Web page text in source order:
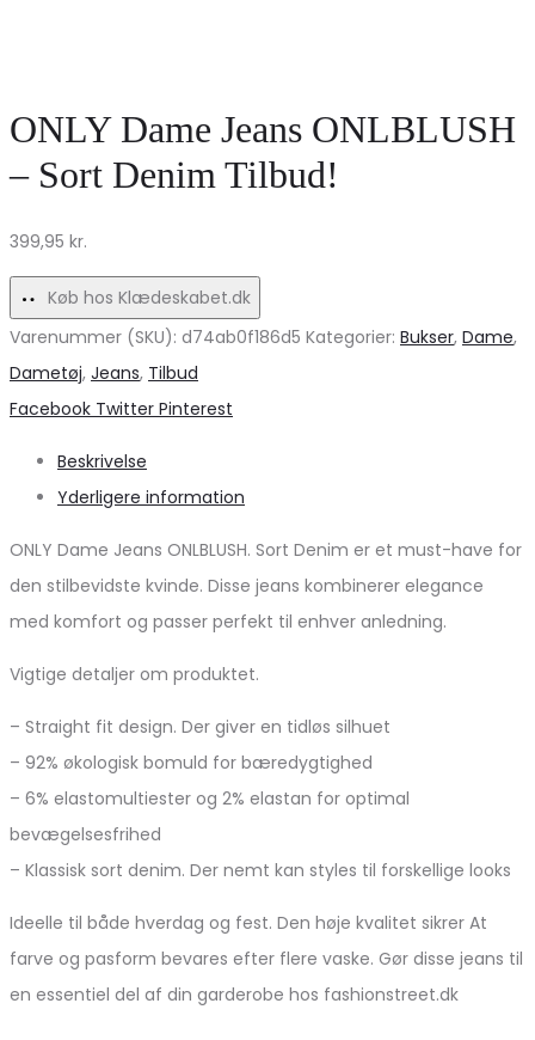
ONLY Dame Jeans ONLBLUSH
– Sort Denim Tilbud!
399,95 kr.
Køb hos Klædeskabet.dk
Varenummer (SKU): d74ab0f186d5 Kategorier: Bukser, Dame,
Dametøj, Jeans, Tilbud
Share
Facebook Twitter Pinterest
Beskrivelse
Yderligere information
ONLY Dame Jeans ONLBLUSH. Sort Denim er et must-have for
den stilbevidste kvinde. Disse jeans kombinerer elegance
med komfort og passer perfekt til enhver anledning.
Vigtige detaljer om produktet.
– Straight fit design. Der giver en tidløs silhuet
– 92% økologisk bomuld for bæredygtighed
– 6% elastomultiester og 2% elastan for optimal
bevægelsesfrihed
– Klassisk sort denim. Der nemt kan styles til forskellige looks
Ideelle til både hverdag og fest. Den høje kvalitet sikrer At
farve og pasform bevares efter flere vaske. Gør disse jeans til
en essentiel del af din garderobe hos fashionstreet.dk